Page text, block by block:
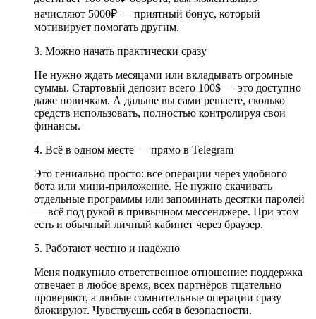
начисляют 5000₽ — приятный бонус, который
мотивирует помогать другим.
3. Можно начать практически сразу
Не нужно ждать месяцами или вкладывать огромные
суммы. Стартовый депозит всего 100$ — это доступно
даже новичкам. А дальше вы сами решаете, сколько
средств использовать, полностью контролируя свои
финансы.
4. Всё в одном месте — прямо в Telegram
Это гениально просто: все операции через удобного
бота или мини-приложение. Не нужно скачивать
отдельные программы или запоминать десятки паролей
— всё под рукой в привычном мессенджере. При этом
есть и обычный личный кабинет через браузер.
5. Работают честно и надёжно
Меня подкупило ответственное отношение: поддержка
отвечает в любое время, всех партнёров тщательно
проверяют, а любые сомнительные операции сразу
блокируют. Чувствуешь себя в безопасности.